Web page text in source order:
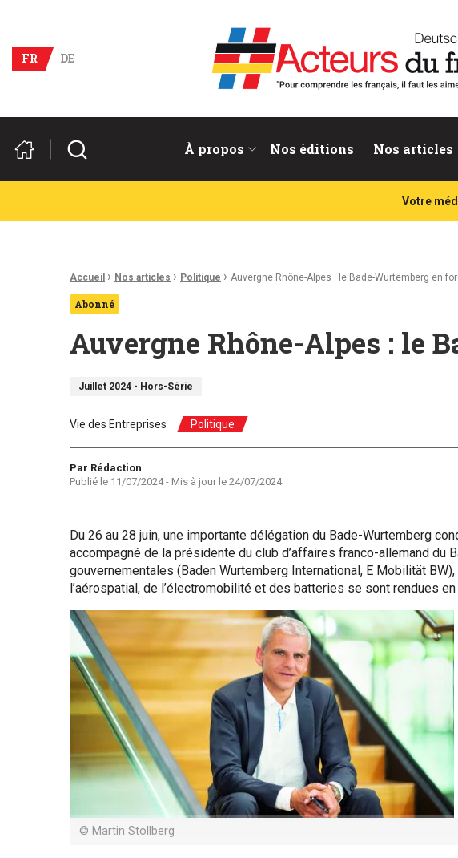
Acteurs du franco-allemand
FR
DE
À propos Nos éditions Nos articles
Rechercher
Votre
Fil d'Ariane :
Accueil › Nos articles › Politique › Auvergne Rhône-Alpes : le Bade-Wurtemberg en
Abonné
Auvergne Rhône-Alpes : le
Juillet 2024 - Hors-Série
Vie des Entreprises Politique
Auteur
Par Rédaction
Publié le 11/07/2024- Mis à jour le 24/07/2024
Du 26 au 28 juin, une importante délégation du Bade-Wurtemberg
accompagné de la présidente du club d’affaires franco-allemand du
gouvernementales (Baden Wurtemberg International, E Mobilität
l’aérospatial, de l’électromobilité et des batteries se sont rendues
© Martin Stollberg